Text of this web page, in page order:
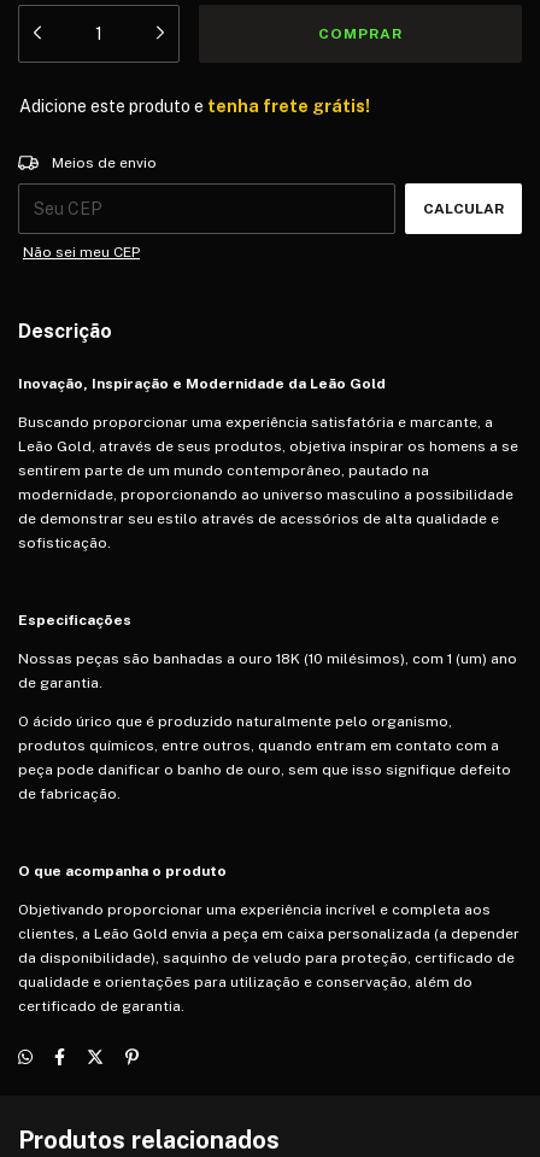
Adicione este produto e tenha frete grátis!
Entregas para o CEP:
Meios de envio
CALCULAR
Não sei meu CEP
Descrição
Inovação, Inspiração e Modernidade da Leão Gold
Buscando proporcionar uma experiência satisfatória e marcante, a
Leão Gold, através de seus produtos, objetiva inspirar os homens a se
sentirem parte de um mundo contemporâneo, pautado na
modernidade, proporcionando ao universo masculino a possibilidade
de demonstrar seu estilo através de acessórios de alta qualidade e
sofisticação.
Especificações
Nossas peças são banhadas a ouro 18K (10 milésimos), com 1 (um) ano
de garantia.
O ácido úrico que é produzido naturalmente pelo organismo,
produtos químicos, entre outros, quando entram em contato com a
peça pode danificar o banho de ouro, sem que isso signifique defeito
de fabricação.
O que acompanha o produto
Objetivando proporcionar uma experiência incrível e completa aos
clientes, a Leão Gold envia a peça em caixa personalizada (a depender
da disponibilidade), saquinho de veludo para proteção, certificado de
qualidade e orientações para utilização e conservação, além do
certificado de garantia.
Produtos relacionados